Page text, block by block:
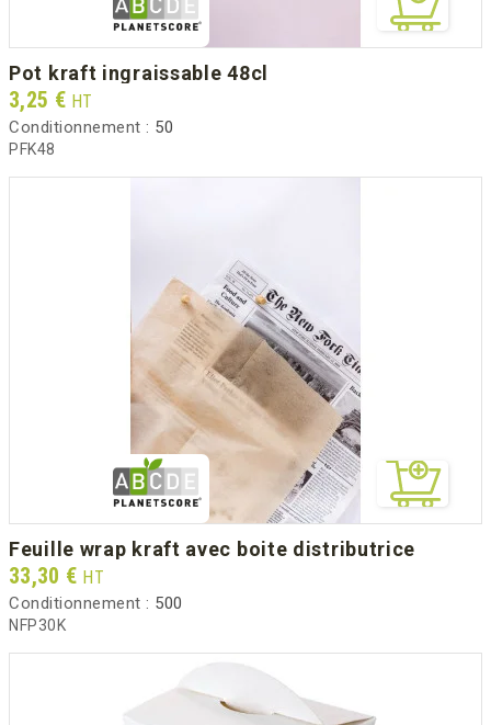
pot kraft ingraissable 48cl
Prix
3,25 € HT
Conditionnement : 50
PFK48
feuille wrap kraft avec boite distributrice
Prix
33,30 € HT
Conditionnement : 500
NFP30K